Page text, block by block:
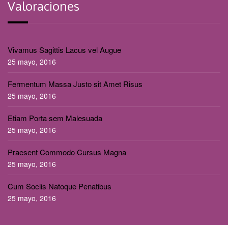
Valoraciones
Vivamus Sagittis Lacus vel Augue
25 mayo, 2016
Fermentum Massa Justo sit Amet Risus
25 mayo, 2016
Etiam Porta sem Malesuada
25 mayo, 2016
Praesent Commodo Cursus Magna
25 mayo, 2016
Cum Sociis Natoque Penatibus
25 mayo, 2016